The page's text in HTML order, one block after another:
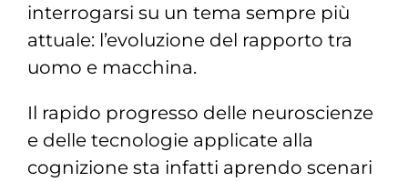
interrogarsi su un tema sempre più
attuale: l’evoluzione del rapporto tra
uomo e macchina.
Il rapido progresso delle neuroscienze
e delle tecnologie applicate alla
cognizione sta infatti aprendo scenari